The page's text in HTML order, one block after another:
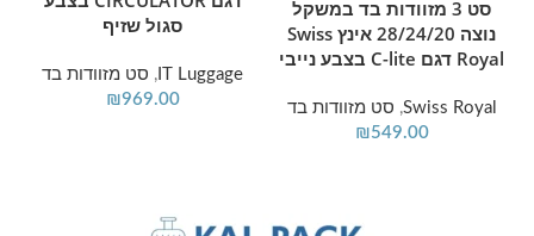
סט 3 מזוודות בד במשקל
נוצה 28/24/20 אינץ Swiss
Royal דגם C-lite בצבע נייבי
Swiss Royal
, סט מזוודות בד
₪549.00
סגול שזיף
IT Luggage
, סט מזוודות בד
₪969.00